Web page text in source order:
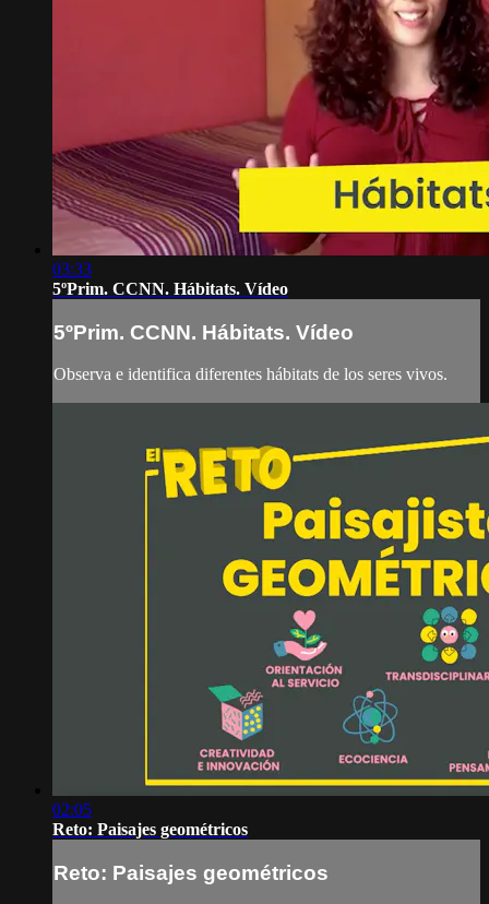
03:33
5ºPrim. CCNN. Hábitats. Vídeo
5ºPrim. CCNN. Hábitats. Vídeo
Observa e identifica diferentes hábitats de los seres vivos.
02:05
Reto: Paisajes geométricos
Reto: Paisajes geométricos